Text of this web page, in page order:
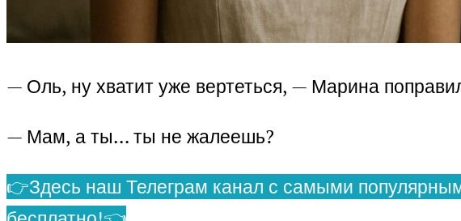
— Оль, ну хватит уже вертеться, — Марина
— Мам, а ты… ты не жалеешь?
👉Здесь наш Телеграм канал с самыми